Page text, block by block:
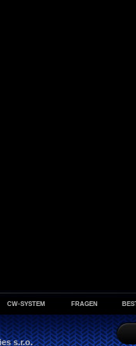
CW-SYSTEM FRAGEN
s.r.o.